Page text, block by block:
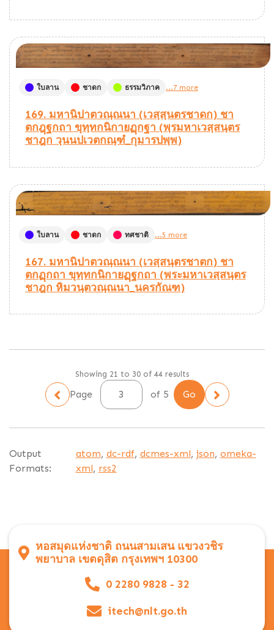
ใบลาน ชาดก ธรรมวิภาค ...7 more
169. มหานิปาตวณฺณนา (เวสฺสฺนตรชาดก) ชา
ตกฎฺฐกถา ขุทฺทกนิกายฏฺกฐา (พฺรมหาเวสฺสนฺตร
ชาฎก วฺนนปเวตกณฺฑํ_กุมารปพฺพ)
ใบลาน ชาดก ทศชาติ ...5 more
167. มหานิปาตวณฺณนา (เวสฺสนฺตรชาตก) ชา
ตกฏฺกถา ขุทฺทกนิกายฏฺฐกถา (พระมหาเวสฺสนฺตร
ชาฎก หิมวนฺตวณฺณนา_นครกัณฑ)
Showing 21 to 30 of 44 results
Page of 5
Output
Formats:
atom, dc-rdf, dcmes-xml, json, omeka-
xml, rss2
หอสมุดแห่งชาติ ถนนสามเสน แขวงวชิร
พยาบาล เขตดุสิต กรุงเทพฯ 10300
0 2280 9828 - 32
itech@nlt.go.th